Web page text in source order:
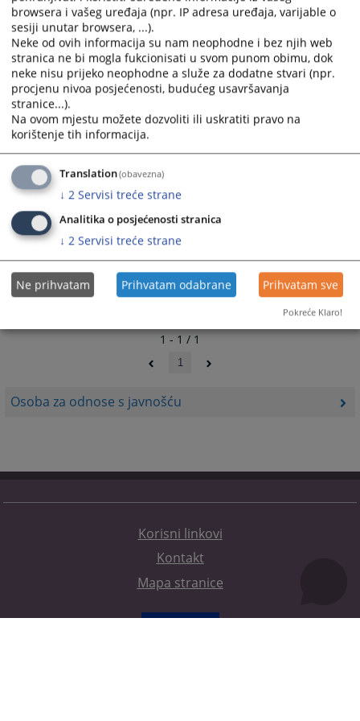
Osoba za odnose s javnošću
210PREGLEDA
1 - 1 / 1
1
Korisni linkovi
Kontakt
Mapa stranice
browsera i vašeg uređaja (npr. IP adresa uređaja, varijable o
sesiji unutar browsera, ...).
Neke od ovih informacija su nam neophodne i bez njih web
stranica ne bi mogla fukcionisati u svom punom obimu, dok
neke nisu prijeko neophodne a služe za dodatne stvari (npr.
procjenu nivoa posjećenosti, budućeg usavršavanja
stranice...).
Na ovom mjestu možete dozvoliti ili uskratiti pravo na
korištenje tih informacija.
Translation(obavezna)
↓ 2 Servisi treće strane
Analitika o posjećenosti stranica
↓ 2 Servisi treće strane
Ne prihvatam Prihvatam odabrane Prihvatam sve
Pokreće Klaro!